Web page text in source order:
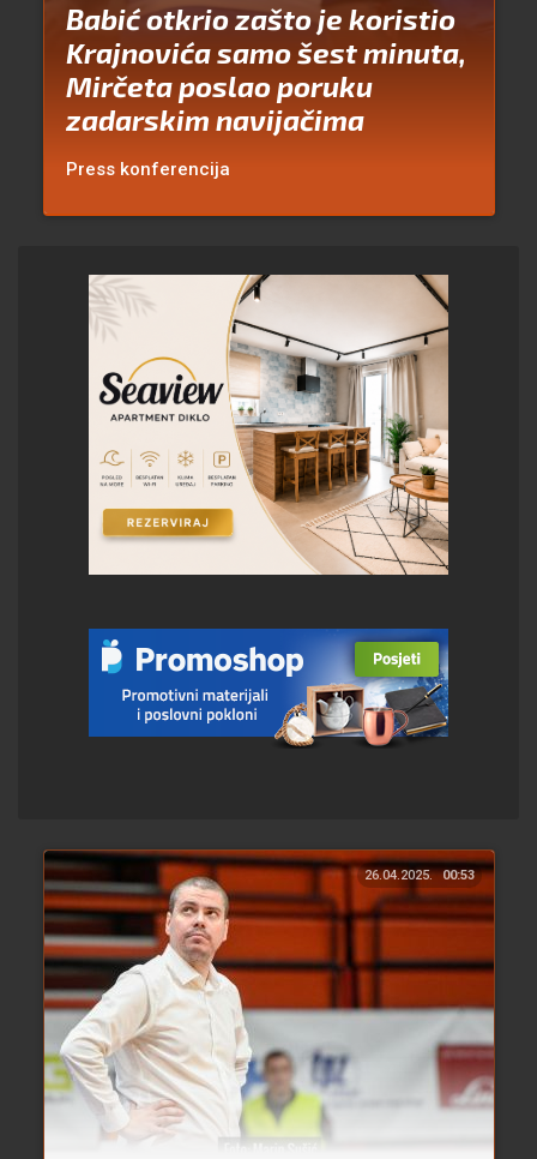
Babić otkrio zašto je koristio
Krajnovića samo šest minuta,
Mirčeta poslao poruku
zadarskim navijačima
Press konferencija
26.04.2025. 00:53